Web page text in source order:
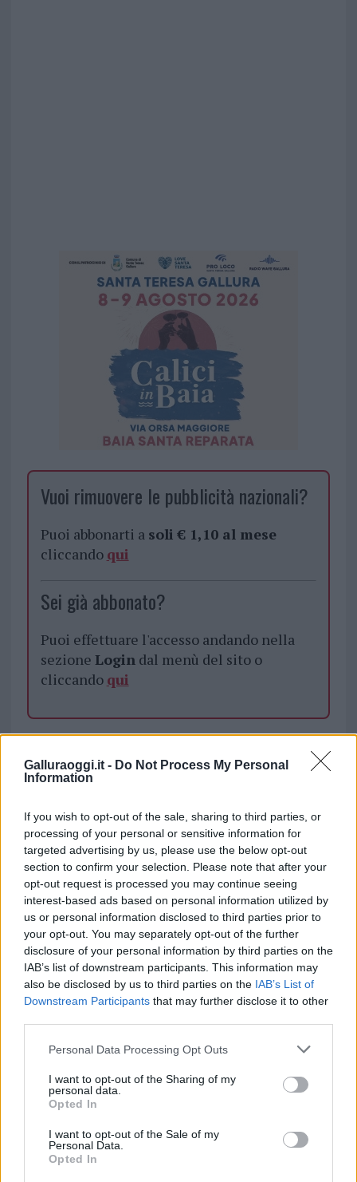
Galluraoggi.it - Do Not Process My Personal
Information
If you wish to opt-out of the sale, sharing to third parties, or
processing of your personal or sensitive information for
targeted advertising by us, please use the below opt-out
section to confirm your selection. Please note that after your
opt-out request is processed you may continue seeing
interest-based ads based on personal information utilized by
us or personal information disclosed to third parties prior to
your opt-out. You may separately opt-out of the further
disclosure of your personal information by third parties on the
IAB’s list of downstream participants. This information may
also be disclosed by us to third parties on the IAB’s List of
Downstream Participants that may further disclose it to other
Please note that this website/app uses one or more Google
not limited to your visit or usage behaviour. You may click to
grant or deny consent to Google and its third-party tags to
use your data for below specified purposes in below Google
consent section.
Personal Data Processing Opt Outs
I want to opt-out of the Sharing of my
personal data.
Opted In
I want to opt-out of the Sale of my
Personal Data.
Opted In
Vuoi rimuovere le pubblicità nazionali?
Puoi abbonarti a soli € 1,10 al mese
cliccando qui
Sei già abbonato?
Puoi effettuare l'accesso andando nella
sezione Logindal menù del sito o
cliccando qui
TEMI: Giuseppe Meloni
Mater Olbia
Roberto Li Gioi
Entra nel canale telegram di
GalluraOggi.it
Inviaci le tue segnalazioni,
i tuoi video e le tue foto
Su WhatsApp al numero +39
345 356 7512